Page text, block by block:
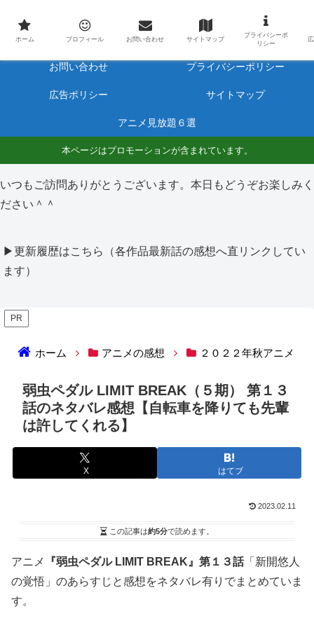
ホーム プロフィール
お問い合わせ プライバシーポリシー
広告ポリシー サイトマップ
アニメ見放題６選
本ページはプロモーションが含まれています。
いつもご訪問ありがとうございます。本日もどうぞお楽しみく
ださい＾＾
▶更新履歴はこちら（各作品最新話の感想へ直リンクしてい
ます）
PR
ホーム アニメの感想 ２０２２年秋アニメ
弱虫ペダル LIMIT BREAK（５期） 第１３
話のネタバレ感想【自転車を降りても先輩
は許してくれる】
X はてブ
2023.02.11
この記事は約5分で読めます。
アニメ 『弱虫ペダル LIMIT BREAK』第１３話「新開悠人
の覚悟」のあらすじと感想をネタバレ有りでまとめていま
す。
ホーム プロフィール お問い合わせ サイトマップ
プライバシーポ
リシー